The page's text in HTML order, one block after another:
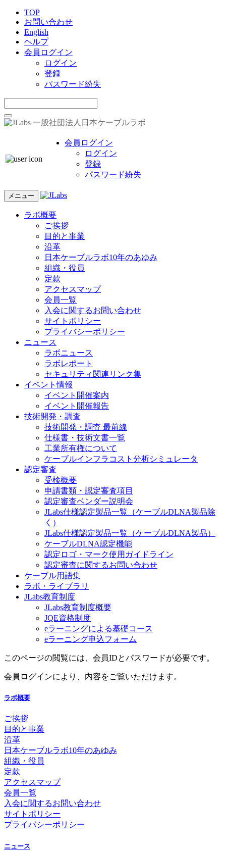
TOP
お問い合わせ
English
ヘルプ
会員ログイン
ログイン
登録
パスワード紛失
一般社団法人日本ケーブルラボ
会員ログイン
ログイン
登録
パスワード紛失
メニュー
ラボ概要
ご挨拶
目的と事業
沿革
日本ケーブルラボ10年のあゆみ
組織・役員
定款
アクセスマップ
会員一覧
入会に関するお問い合わせ
サイトポリシー
プライバシーポリシー
ニュース
ラボニュース
ラボレポート
セキュリティ関連リンク集
イベント情報
イベント開催案内
イベント開催報告
技術開発・調査
技術開発・調査 最前線
仕様書・技術文書一覧
工業所有権について
ケーブルインフラコスト分析シミュレータ
認定審査
受検概要
申請書類・認定審査項目
認定審査ベンダー説明会
JLabs仕様認定製品一覧（ケーブルDLNA製品除
く）
JLabs仕様認定製品一覧（ケーブルDLNA製品）
ケーブルDLNA認定機能
認定ロゴ・マーク使用ガイドライン
認定審査に関するお問い合わせ
ケーブル用語集
ラボ・ライブラリ
JLabs教育制度
JLabs教育制度概要
JQE資格制度
eラーニングによる基礎コース
eラーニング申込フォーム
このページの閲覧には、会員IDとパスワードが必要です。
会員ログインにより、内容をご覧いただけます。
ラボ概要
ご挨拶
目的と事業
沿革
日本ケーブルラボ10年のあゆみ
組織・役員
定款
アクセスマップ
会員一覧
入会に関するお問い合わせ
サイトポリシー
プライバシーポリシー
ニュース